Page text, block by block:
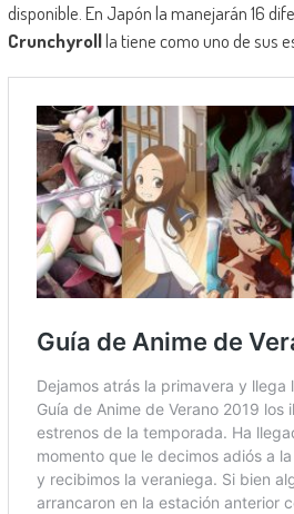
disponible. En Japón la manejarán 16
Crunchyrollla tiene como uno de sus